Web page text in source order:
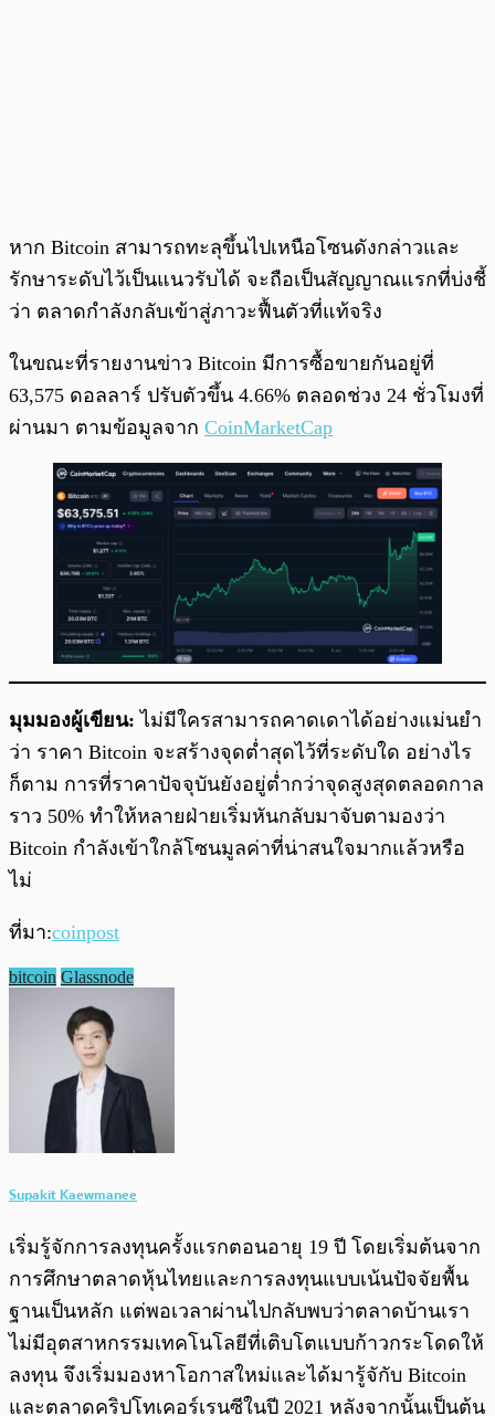
หาก Bitcoin สามารถทะลุขึ้นไปเหนือโซนดังกล่าวและ
รักษาระดับไว้เป็นแนวรับได้ จะถือเป็นสัญญาณแรกที่บ่งชี้
ว่า ตลาดกำลังกลับเข้าสู่ภาวะฟื้นตัวที่แท้จริง
ในขณะที่รายงานข่าว Bitcoin มีการซื้อขายกันอยู่ที่
63,575 ดอลลาร์ ปรับตัวขึ้น 4.66% ตลอดช่วง 24 ชั่วโมงที่
ผ่านมา ตามข้อมูลจาก CoinMarketCap
มุมมองผู้เขียน: ไม่มีใครสามารถคาดเดาได้อย่างแม่นยำ
ว่า ราคา Bitcoin จะสร้างจุดต่ำสุดไว้ที่ระดับใด อย่างไร
ก็ตาม การที่ราคาปัจจุบันยังอยู่ต่ำกว่าจุดสูงสุดตลอดกาล
ราว 50% ทำให้หลายฝ่ายเริ่มหันกลับมาจับตามองว่า
Bitcoin กำลังเข้าใกล้โซนมูลค่าที่น่าสนใจมากแล้วหรือ
ไม่
ที่มา:coinpost
bitcoin Glassnode
Supakit Kaewmanee
เริ่มรู้จักการลงทุนครั้งแรกตอนอายุ 19 ปี โดยเริ่มต้นจาก
การศึกษาตลาดหุ้นไทยและการลงทุนแบบเน้นปัจจัยพื้น
ฐานเป็นหลัก แต่พอเวลาผ่านไปกลับพบว่าตลาดบ้านเรา
ไม่มีอุตสาหกรรมเทคโนโลยีที่เติบโตแบบก้าวกระโดดให้
ลงทุน จึงเริ่มมองหาโอกาสใหม่และได้มารู้จักับ Bitcoin
และตลาดคริปโทเคอร์เรนซีในปี 2021 หลังจากนั้นเป็นต้น